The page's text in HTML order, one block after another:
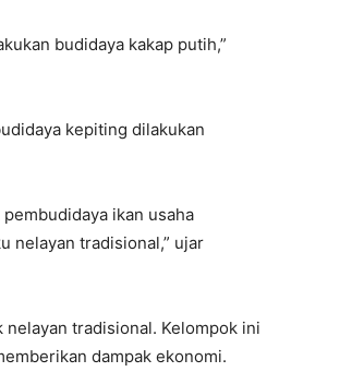
budidaya kakap putih,”
kepiting dilakukan
ikan usaha
nelayan tradisional,” ujar
nelayan tradisional. Kelompok ini
dampak ekonomi.